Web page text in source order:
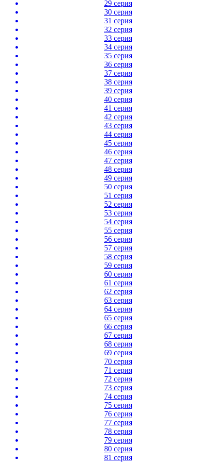
29 серия
30 серия
31 серия
32 серия
33 серия
34 серия
35 серия
36 серия
37 серия
38 серия
39 серия
40 серия
41 серия
42 серия
43 серия
44 серия
45 серия
46 серия
47 серия
48 серия
49 серия
50 серия
51 серия
52 серия
53 серия
54 серия
55 серия
56 серия
57 серия
58 серия
59 серия
60 серия
61 серия
62 серия
63 серия
64 серия
65 серия
66 серия
67 серия
68 серия
69 серия
70 серия
71 серия
72 серия
73 серия
74 серия
75 серия
76 серия
77 серия
78 серия
79 серия
80 серия
81 серия